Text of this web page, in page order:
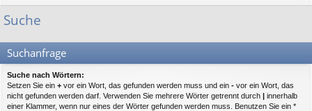
llz
ug
riff
el
Suche
Suchanfrage
Suche nach Wörtern:
Setzen Sie ein + vor ein Wort, das gefunden werden muss und ein - vor ein Wort, das
nicht gefunden werden darf. Verwenden Sie mehrere Wörter getrennt durch | innerhalb
einer Klammer, wenn nur eines der Wörter gefunden werden muss. Benutzen Sie ein *